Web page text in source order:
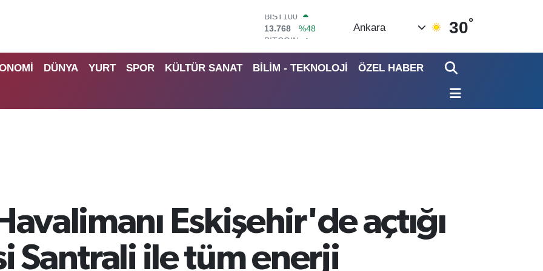
BITCOIN
64.602,05
%0.69
EURO
Ankara 30°
DÜNYA YURT SPOR KÜLTÜR SANAT BİLİM - TEKNOLOJİ ÖZEL HABER
Eskişehir'de açtığı
Santrali ile tüm enerji